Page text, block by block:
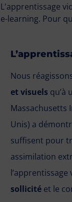
L'apprentissage
e-learning. Pour
Nous
et visuels qu’à
Massachusetts
Unis) a
suffisent pour
assimilation
l’apprentissage
sollicité et le